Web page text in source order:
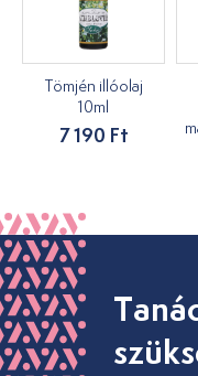
Tömjén illóolaj
10ml
7 190 Ft